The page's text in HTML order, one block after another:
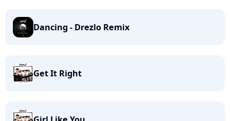
Dancing - Drezlo Remix
Get It Right